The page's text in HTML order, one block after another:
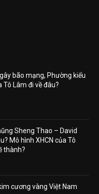
bão mạng, Phường kiểu
Tô Lâm đi về đâu?
Sheng Thao – David
Mô hình XHCN của Tô
thành?
cương vàng Việt Nam